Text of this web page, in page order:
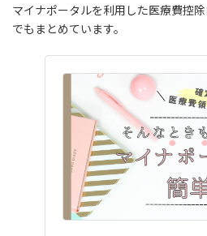
マイナポータルを利用した医療費控
でもまとめています。